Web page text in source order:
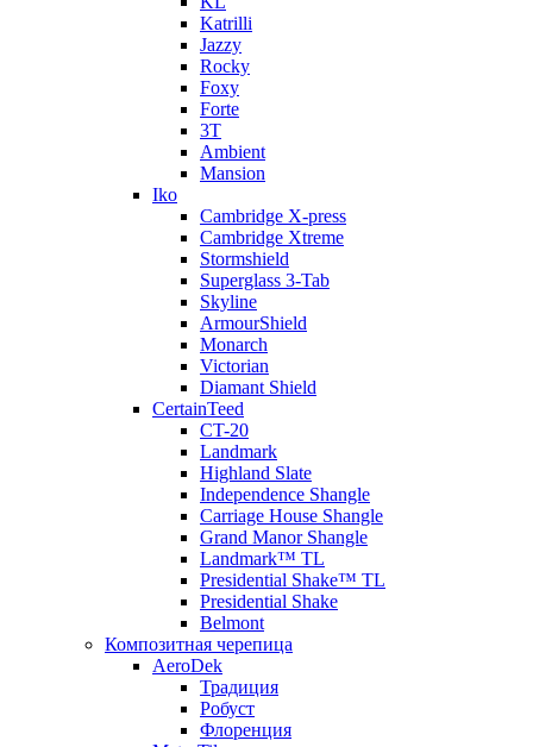
Katrilli
Jazzy
Rocky
Foxy
Forte
3T
Ambient
Mansion
Iko
Cambridge X-press
Cambridge Xtreme
Stormshield
Superglass 3-Tab
Skyline
ArmourShield
Monarch
Victorian
Diamant Shield
CertainTeed
CT-20
Landmark
Highland Slate
Independence Shangle
Carriage House Shangle
Grand Manor Shangle
Landmark™ TL
Presidential Shake™ TL
Presidential Shake
Belmont
Композитная черепица
AeroDek
Традиция
Робуст
Флоренция